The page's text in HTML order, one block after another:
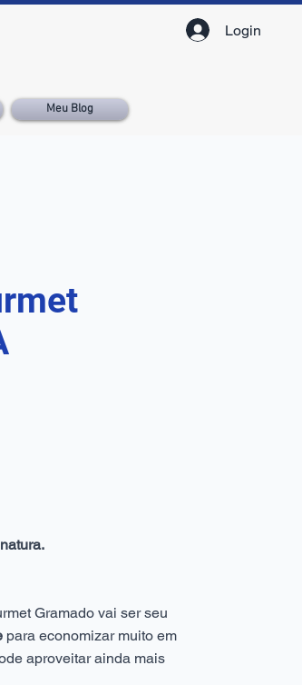
Login
Meu Blog
Gramado vai ser seu
para economizar muito em
aproveitar ainda mais